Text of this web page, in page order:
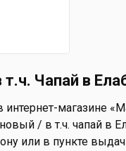
Чапай в
магазине
/ в т.ч. чапай в
или в пункте